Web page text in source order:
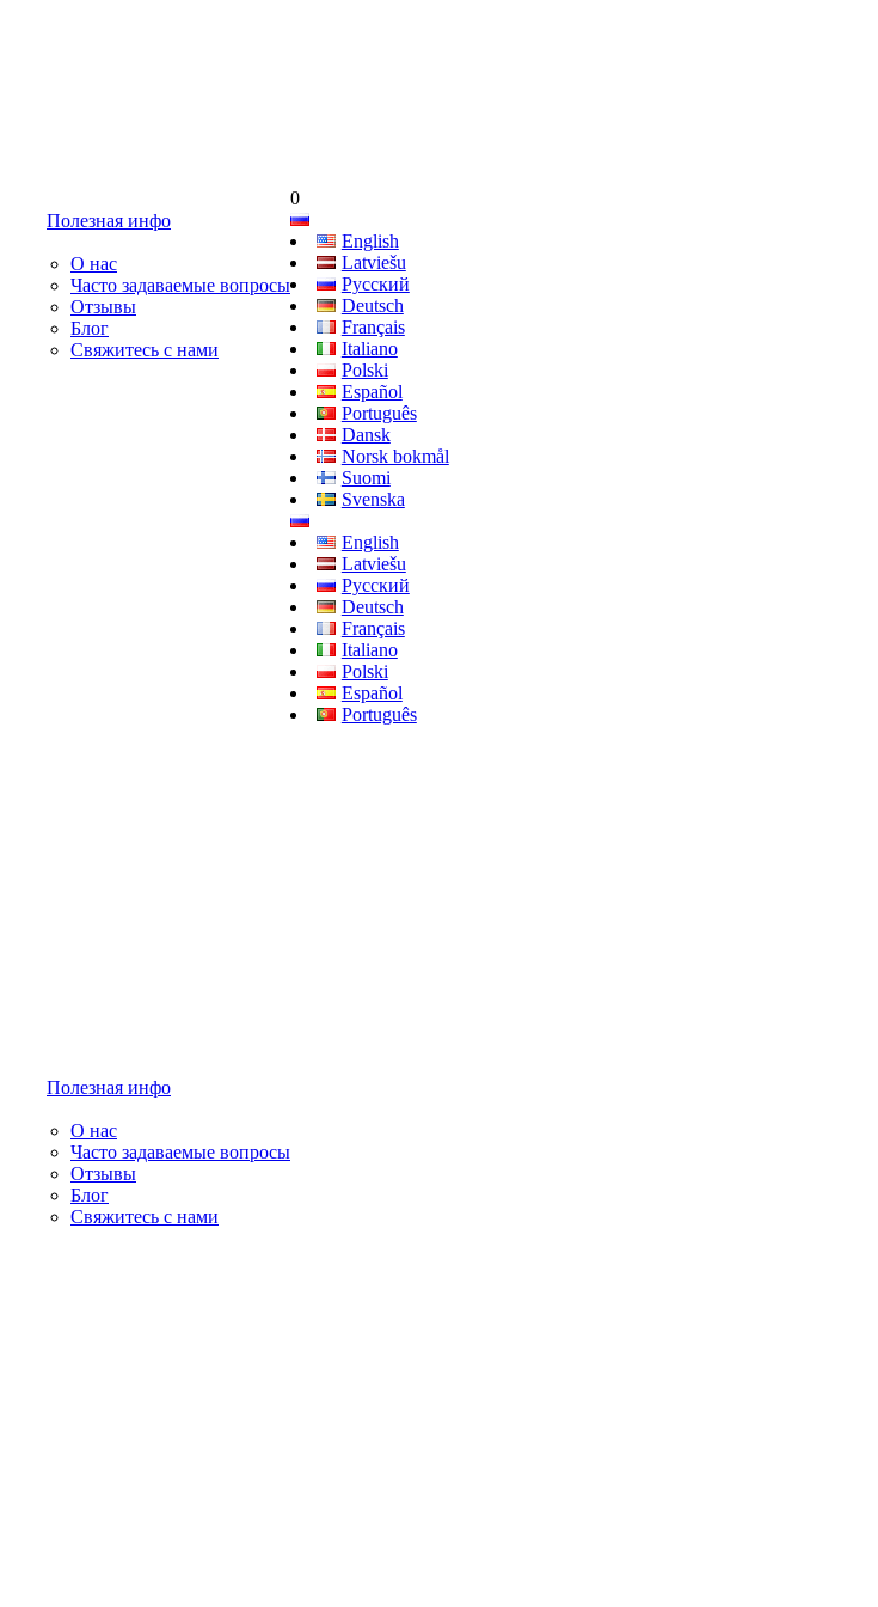
Полезная инфо
О нас
Часто задаваемые вопросы
Отзывы
Блог
Свяжитесь с нами
0
English
Latviešu
Русский
Deutsch
Français
Italiano
Polski
Español
Português
Dansk
Norsk bokmål
Suomi
Svenska
English
Latviešu
Русский
Deutsch
Français
Italiano
Polski
Español
Português
Полезная инфо
О нас
Часто задаваемые вопросы
Отзывы
Блог
Свяжитесь с нами